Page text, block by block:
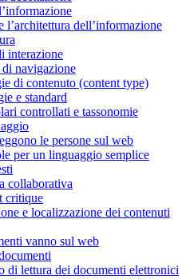
l’architettura dell’informazione
interazione
navigazione
di contenuto (content type)
e standard
controllati e tassonomie
le persone sul web
per un linguaggio semplice
collaborativa
critique
e localizzazione dei contenuti
vanno sul web
di lettura dei documenti elettronici